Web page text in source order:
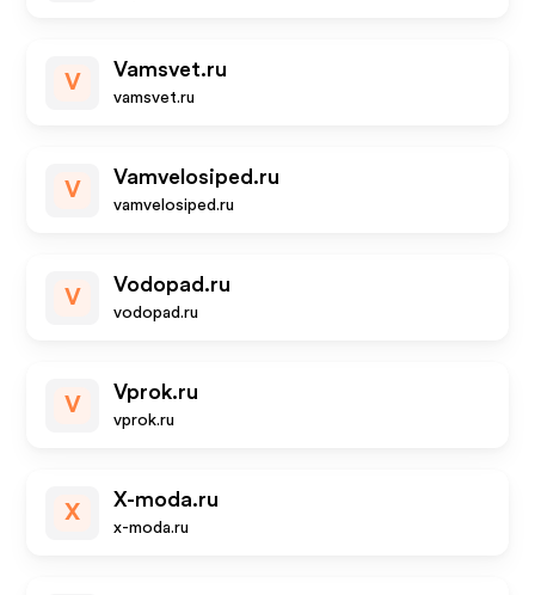
V
Vamsvet.ru
vamsvet.ru
V
Vamvelosiped.ru
vamvelosiped.ru
V
Vodopad.ru
vodopad.ru
V
Vprok.ru
vprok.ru
X
X-moda.ru
x-moda.ru